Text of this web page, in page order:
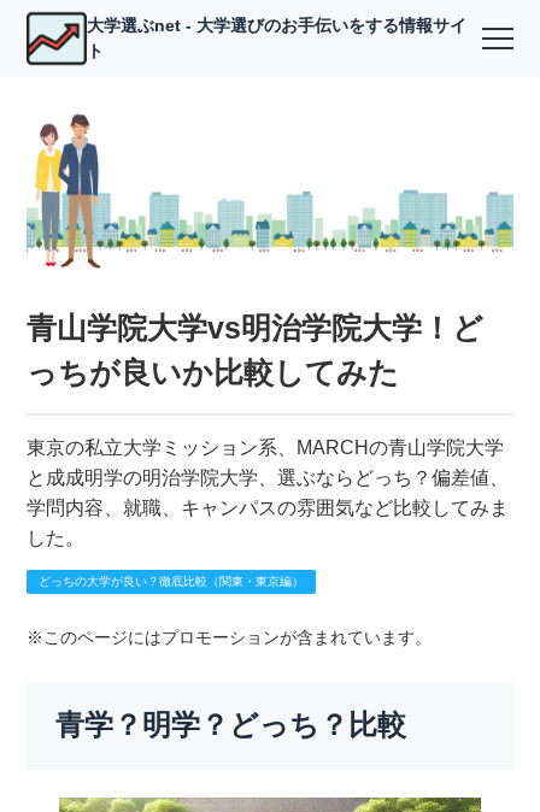
大学選ぶnet - 大学選びのお手伝いをする情報サイ
ト
青山学院大学vs明治学院大学！ど
っちが良いか比較してみた
東京の私立大学ミッション系、MARCHの青山学院大学
と成成明学の明治学院大学、選ぶならどっち？偏差値、
学問内容、就職、キャンパスの雰囲気など比較してみま
した。
どっちの大学が良い？徹底比較（関東・東京編）
※このページにはプロモーションが含まれています。
青学？明学？どっち？比較